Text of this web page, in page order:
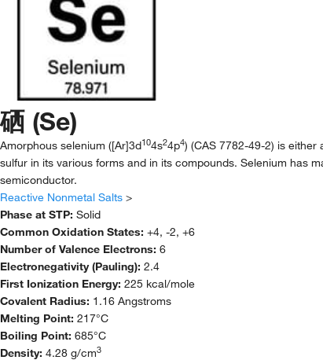
硒 (Se)
Amorphous selenium ([Ar]3d104s24p4) (CAS 7782-49-2) is
sulfur in its various forms and in its compounds. Selenium has
semiconductor.
Reactive Nonmetal Salts >
Phase at STP: Solid
Common Oxidation States: +4, -2, +6
Number of Valence Electrons: 6
Electronegativity (Pauling): 2.4
First Ionization Energy: 225 kcal/mole
Covalent Radius: 1.16 Angstroms
Melting Point: 217°C
Boiling Point: 685°C
Density: 4.28 g/cm3